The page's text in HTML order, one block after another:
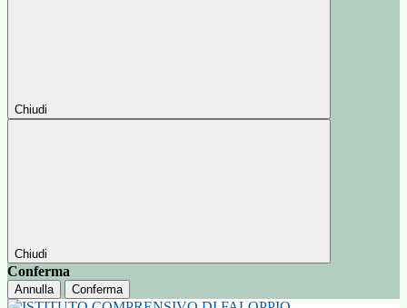
Chiudi
Chiudi
Conferma
Annulla Conferma